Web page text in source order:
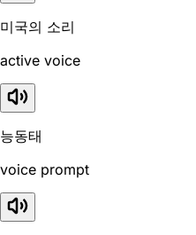
미국의 소리
active voice
능동태
voice prompt